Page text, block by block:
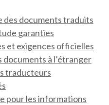
des documents traduits
garanties
et exigences officielles
à l’étranger
traducteurs
pour les informations